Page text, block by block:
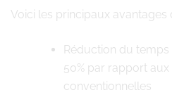
Voici les principaux
Réduction du temps
50% par rapport
conventionnelles